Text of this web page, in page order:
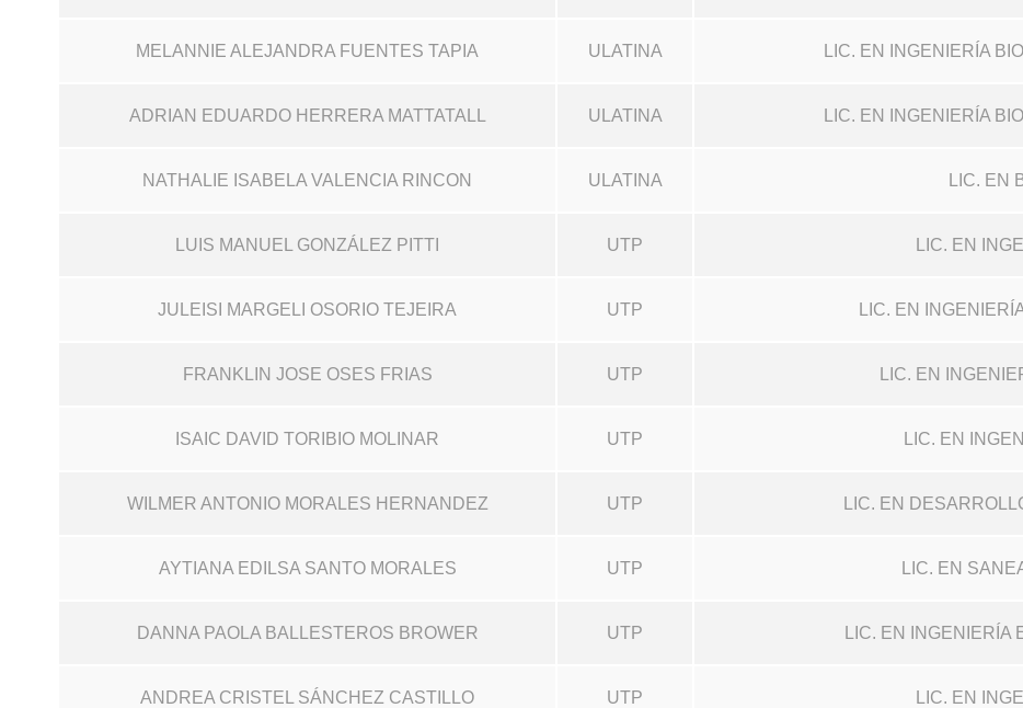
MELANNIE ALEJANDRA FUENTES TAPIA ULATINA LIC. EN INGENIERÍA
ADRIAN EDUARDO HERRERA MATTATALL ULATINA LIC. EN INGENIERÍA
NATHALIE ISABELA VALENCIA RINCON ULATINA LIC. EN
LUIS MANUEL GONZÁLEZ PITTI UTP LIC. EN
JULEISI MARGELI OSORIO TEJEIRA UTP LIC. EN
FRANKLIN JOSE OSES FRIAS UTP LIC. EN
ISAIC DAVID TORIBIO MOLINAR UTP LIC. EN
WILMER ANTONIO MORALES HERNANDEZ UTP LIC. EN
AYTIANA EDILSA SANTO MORALES UTP LIC. EN
DANNA PAOLA BALLESTEROS BROWER UTP LIC. EN
ANDREA CRISTEL SÁNCHEZ CASTILLO UTP LIC. EN